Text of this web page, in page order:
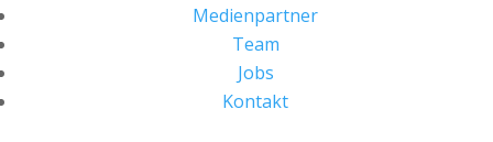
Medienpartner
Team
Jobs
Kontakt